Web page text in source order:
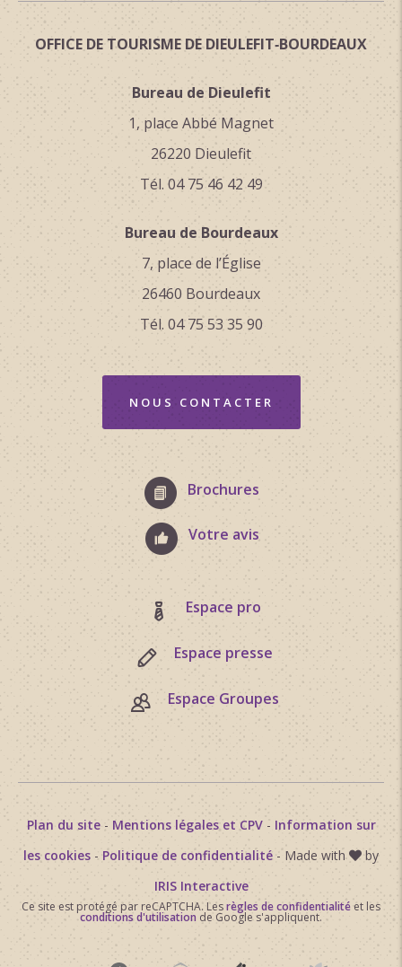
OFFICE DE TOURISME DE DIEULEFIT‑BOURDEAUX
Bureau de Dieulefit
1, place Abbé Magnet
26220 Dieulefit
Tél. 04 75 46 42 49
Bureau de Bourdeaux
7, place de l’Église
26460 Bourdeaux
Tél. 04 75 53 35 90
NOUS CONTACTER
Brochures
Votre avis
Espace pro
Espace presse
Espace Groupes
Plan du site- Mentions légales et CPV- Information sur
les cookies - Politique de confidentialité - Made with
by
IRIS Interactive
Ce site est protégé par reCAPTCHA. Lesrègles de confidentialitéet les
conditions d'utilisation de Google s'appliquent.